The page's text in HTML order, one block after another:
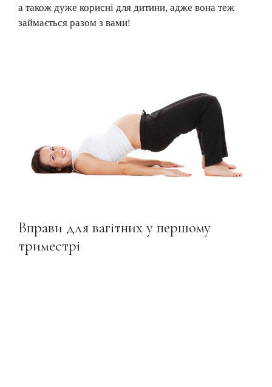
а також дуже корисні для дитини, адже вона теж
займається разом з вами!
Вправи для вагітних у першому
триместрі